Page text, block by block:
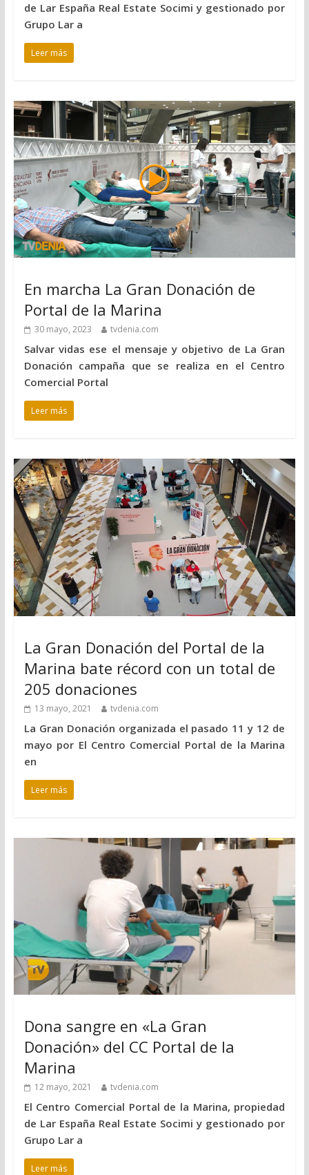
de Lar España Real Estate Socimi y gestionado por
Grupo Lar a
Leer más
En marcha La Gran Donación de
Portal de la Marina
30 mayo, 2023 tvdenia.com
Salvar vidas ese el mensaje y objetivo de La Gran
Donación campaña que se realiza en el Centro
Comercial Portal
Leer más
La Gran Donación del Portal de la
Marina bate récord con un total de
205 donaciones
13 mayo, 2021 tvdenia.com
La Gran Donación organizada el pasado 11 y 12 de
mayo por El Centro Comercial Portal de la Marina
en
Leer más
Dona sangre en «La Gran
Donación» del CC Portal de la
Marina
12 mayo, 2021 tvdenia.com
El Centro Comercial Portal de la Marina, propiedad
de Lar España Real Estate Socimi y gestionado por
Grupo Lar a
Leer más